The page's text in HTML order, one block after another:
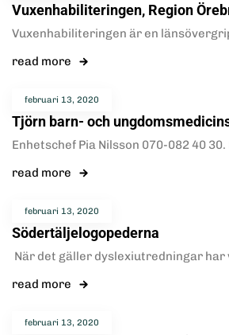
Vuxenhabiliteringen, Region
Vuxenhabiliteringen är en
read more
februari 13, 2020
Tjörn barn- och
Enhetschef Pia Nilsson 070-082 40
read more
februari 13, 2020
Södertäljelogopederna
När det gäller dyslexiutredningar har
read more
februari 13, 2020